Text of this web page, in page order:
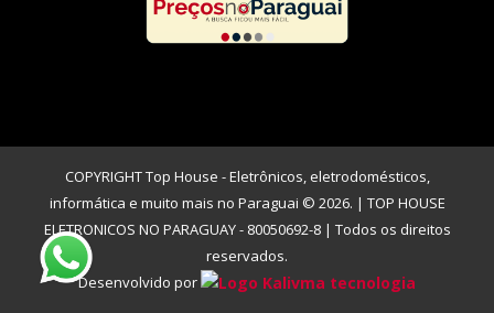
COPYRIGHT Top House - Eletrônicos, eletrodomésticos,
informática e muito mais no Paraguai © 2026. | TOP HOUSE
ELETRONICOS NO PARAGUAY - 80050692-8 | Todos os direitos
reservados.
Desenvolvido por